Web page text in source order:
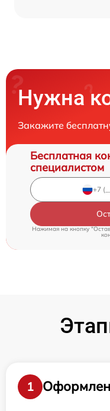
Нужна
Закажите
Бесплатная
специалистом
Нажимая на кнопку
1